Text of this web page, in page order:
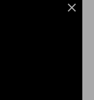
close